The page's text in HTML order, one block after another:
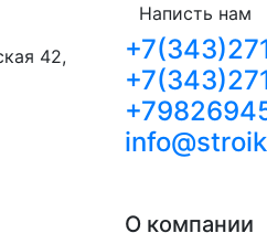
42,
Написть нам
О компании